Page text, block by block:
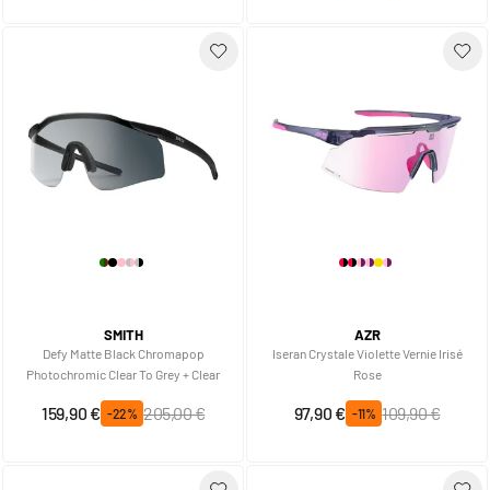
SMITH
Defy Matte Black Chromapop
Photochromic Clear To Grey + Clear
Prix spécial
159,90 € -22%
Prix normal
205,00 €
AZR
Iseran Crystale Violette Vernie Irisé
Rose
Prix spécial
97,90 € -11%
Prix normal
109,90 €